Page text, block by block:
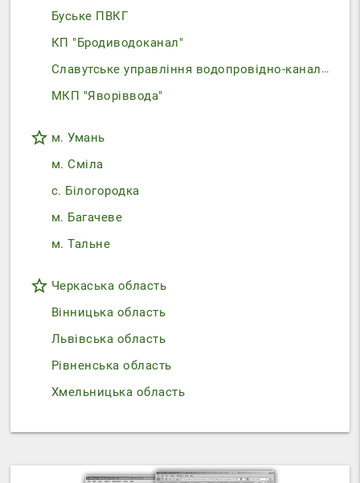
Буське ПВКГ
КП "Бродиводоканал"
Славутське управління водопровідно-каналізаційного господарства
МКП "Яворіввода"
star_border м. Умань
м. Сміла
с. Білогородка
м. Багачеве
м. Тальне
star_border Черкаська область
Вінницька область
Львівська область
Рівненська область
Хмельницька область